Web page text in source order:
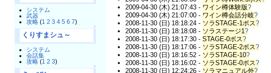
システム
武器
攻略 (1 2 3 4 5 6 7)
↑
くりすまシュ～
システム
会話集
攻略 (1 2 3)
↑
2009-04-30 (木) 21:07:43 - ワイン樽体験版?
2009-04-30 (木) 21:07:00 - ワイン樽会話分岐?
2008-11-30 (日) 18:18:24 - ソラSTAGE-1ボス?
2008-11-30 (日) 18:18:08 - ソラステージ1?
2008-11-30 (日) 18:17:30 -STAGE-0ボス?
2008-11-30 (日) 18:17:06 - ソラSTAGE-2ボス?
2008-11-30 (日) 18:16:52 - ソラSTAGE-10?
2008-11-30 (日) 18:16:02 - ソラSTAGE-0ボス?
2008-11-30 (日) 12:24:26 - ソラマニュアル外?